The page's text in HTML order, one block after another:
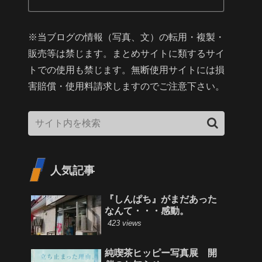
※当ブログの情報（写真、文）の転用・複製・
販売等は禁じます。まとめサイトに類するサイ
トでの使用も禁じます。無断使用サイトには損
害賠償・使用料請求しますのでご注意下さい。
人気記事
『しんぱち』がまだあった
なんて・・・感動。
423 views
純喫茶ヒッピー写真展 開